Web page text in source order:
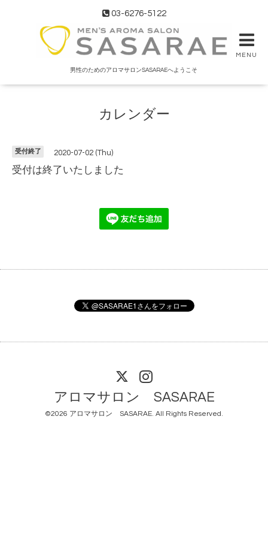
03-6276-5122
MENU
男性のためのアロマサロンSASARAEへようこそ
カレンダー
受付終了 2020-07-02 (Thu)
受付は終了いたしました
アロマサロン SASARAE
©2026 アロマサロン SASARAE. All Rights Reserved.